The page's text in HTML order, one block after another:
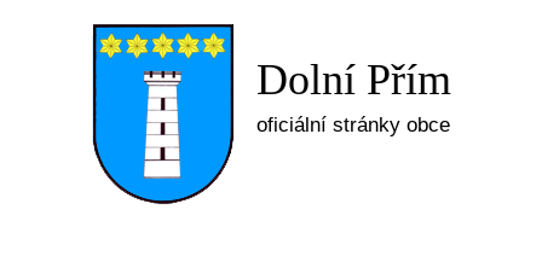
Dolní Přím
oficiální stránky obce